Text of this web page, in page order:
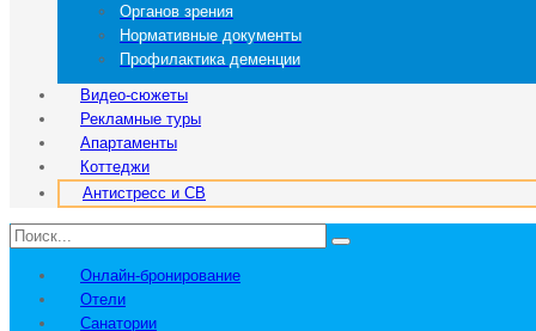
Органов зрения
Нормативные документы
Профилактика деменции
Видео-сюжеты
Рекламные туры
Апартаменты
Коттеджи
Антистресс и СВ
Онлайн-бронирование
Отели
Санатории